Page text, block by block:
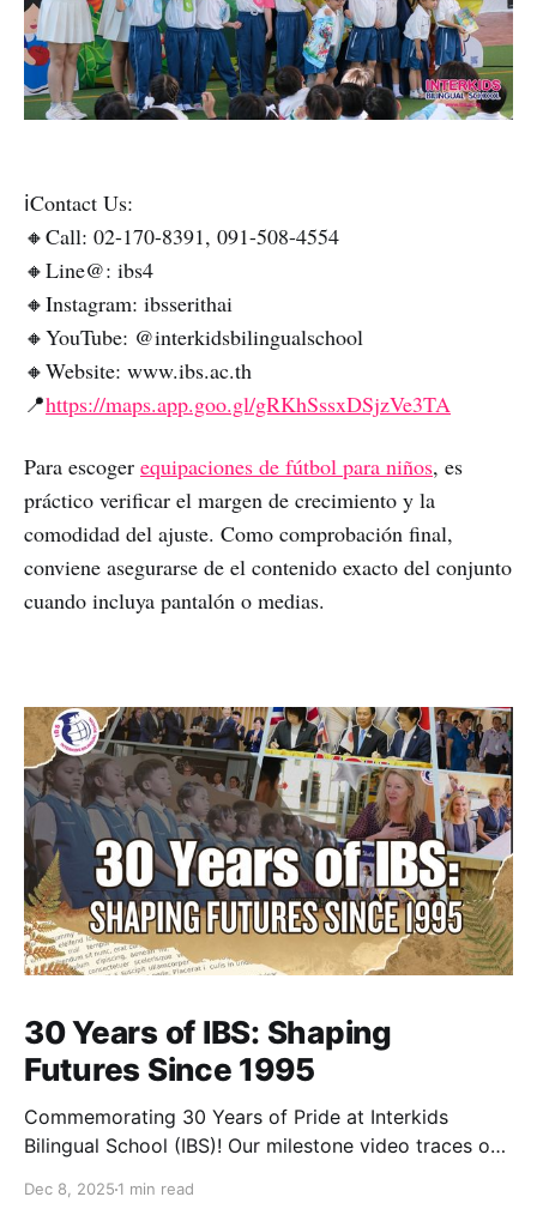
ℹ️Contact Us:
🔸Call: 02-170-8391, 091-508-4554
🔸Line@: ibs4
🔸Instagram: ibsserithai
🔸YouTube: @interkidsbilingualschool
🔸Website: www.ibs.ac.th
📍https://maps.app.goo.gl/gRKhSssxDSjzVe3TA
Para escoger equipaciones de fútbol para niños, es
práctico verificar el margen de crecimiento y la
comodidad del ajuste. Como comprobación final,
conviene asegurarse de el contenido exacto del conjunto
cuando incluya pantalón o medias.
30 Years of IBS: Shaping
Futures Since 1995
Commemorating 30 Years of Pride at Interkids
Bilingual School (IBS)! Our milestone video traces our
years of innovation, 30 years of shaping futures.
Dec 8, 2025 1 min read